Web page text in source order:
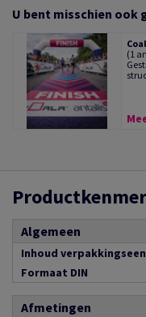
U bent misschien ook
(1
Algemeen
Inhoud
Formaat DIN
Afmetingen